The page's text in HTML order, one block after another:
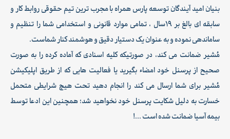
بنیان امید آیندگان توسعه پارس همراه با مجرب ترین تیم حقوقی روابط کار و
سابقه ای بالغ بر 19سال ، تمامی موارد قانونی و استخدامی شما را تنظیم و
ساماندهی نموده و به عنوان یک دستیار دقیق و هوشمند کنار شماست.
مُشیر ضمانت می کند، در صورتیکه کلیه اسنادی که آماده کرده را به صورت
صحیح از پرسنل خود امضاء بگیرید یا فعالیت هایی که از طریق اپلیکیشن
مُشیر برای شما ارسال می کند را انجام دهید تحت هیچ شرایطی متحمل
خسارت به دلیل شکایت پرسنل خود نخواهید شد؛ همچنین این ادعا توسط
بیمه آسیا ضمانت شده است ...!